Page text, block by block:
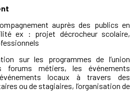
auprès des publics en
ex : projet décrocheur scolaire,
sur les programmes de l’union
forums métiers, les événements
locaux à travers des
ou de stagiaires, l’organisation de